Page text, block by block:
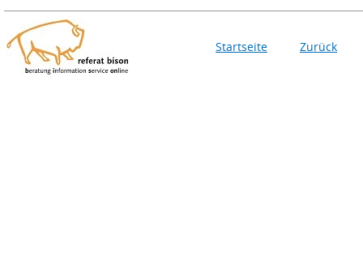
Startseite Zurück